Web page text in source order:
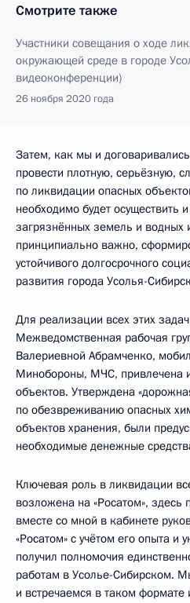
Смотрите также
Участники совещания о ходе
окружающей среде в городе
видеоконференции)
26 ноября 2020 года
Затем, как мы и
провести плотную, серьёзную,
по ликвидации опасных
необходимо будет осуществить
загрязнённых земель и водных
принципиально важно,
устойчивого долгосрочного
развития города Усолья-
Для реализации всех этих
Межведомственная рабочая
Валериевной Абрамченко,
Минобороны, МЧС, привлечена
объектов. Утверждена
по обезвреживанию опасных
объектов хранения, были
необходимые денежные
Ключевая роль в ликвидации
возложена на «Росатом», здесь
вместе со мной в кабинете
«Росатом» с учётом его опыта и
получил полномочия
работам в Усолье-Сибирском.
и встречаемся в таком формате